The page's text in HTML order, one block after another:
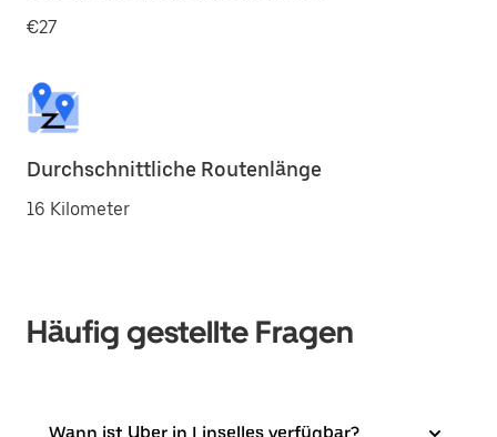
€27
Durchschnittliche Routenlänge
16 Kilometer
Häufig gestellte Fragen